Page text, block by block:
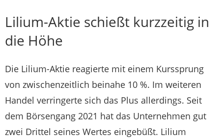
Lilium-Aktie schießt kurzzeitig in
die Höhe
Die Lilium-Aktie reagierte mit einem Kurssprung
von zwischenzeitlich beinahe 10 %. Im weiteren
Handel verringerte sich das Plus allerdings. Seit
dem Börsengang 2021 hat das Unternehmen gut
zwei Drittel seines Wertes eingebüßt. Lilium